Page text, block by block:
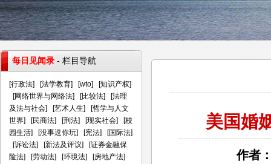
美国婚
作者
每日见闻录 - 栏目导航
[行政法] [法学教育] [wto] [知识产权]
[网络世界与网络法] [比较法] [法理
及法与社会] [艺术人生] [哲学与人文
世界] [民商法] [刑法] [现实社会] [校
园生活] [没事逗你玩] [宪法] [国际法]
[诉讼法] [新法及评议] [证券金融保
险法] [劳动法] [环境法] [房地产法]